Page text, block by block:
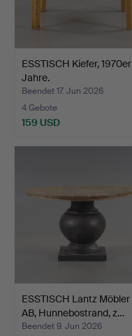
ESSTISCH Kiefer, 1970er
Jahre.
Beendet 17. Jun 2026
4 Gebote
159 USD
ESSTISCH Lantz Möbler
AB, Hunnebostrand, z…
Beendet 9. Jun 2026